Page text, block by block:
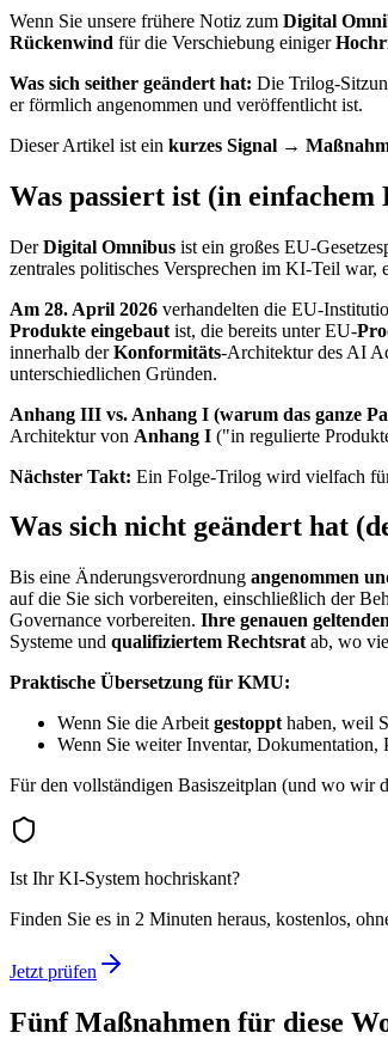
Wenn Sie unsere frühere Notiz zum Digital
Rückenwind für die Verschiebung einiger
Was sich seither geändert hat: Die Trilog-
er förmlich angenommen und veröffentlicht ist.
Dieser Artikel ist ein kurzes Signal →
Was passiert ist (in einfachem
DerDigital Omnibus ist ein großes EU-
zentrales politisches Versprechen im KI-Teil war,
Am 28. April 2026 verhandelten die EU-
Produkte eingebaut ist, die bereits unter EU-
innerhalb derKonformitäts-Architektur des AI
unterschiedlichen Gründen.
Anhang III vs. Anhang I (warum das ganze
Architektur von Anhang I ("in regulierte
Nächster Takt: Ein Folge-Trilog wird vielfach
Was sich nicht geändert hat
Bis eine Änderungsverordnung angenommen
auf die Sie sich vorbereiten, einschließlich der
Governance vorbereiten. Ihre genauen
Systeme und qualifiziertem Rechtsrat ab, wo
Praktische Übersetzung für KMU:
Wenn Sie die Arbeit gestoppt haben, weil
Wenn Sie weiter Inventar,
Für den vollständigen Basiszeitplan (und wo wir
Ist Ihr KI-System hochriskant?
Finden Sie es in 2 Minuten heraus, kostenlos,
Jetzt prüfen
Fünf Maßnahmen für diese